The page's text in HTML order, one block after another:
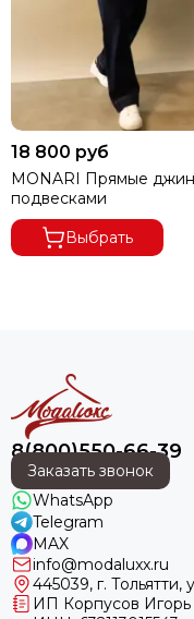
18 800 руб
MONARI Прямые
подвесками
Выбрать
8(800)550-66-39
Заказать звонок
WhatsApp
Telegram
MAX
info@modaluxx.ru
445039, г. Тольятти,
ИП Корпусов Игорь